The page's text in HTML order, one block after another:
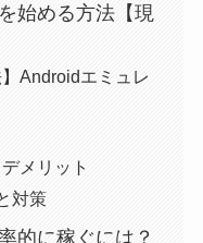
始める方法【現
Androidエミュレ
メリット
対策
的に稼ぐには？